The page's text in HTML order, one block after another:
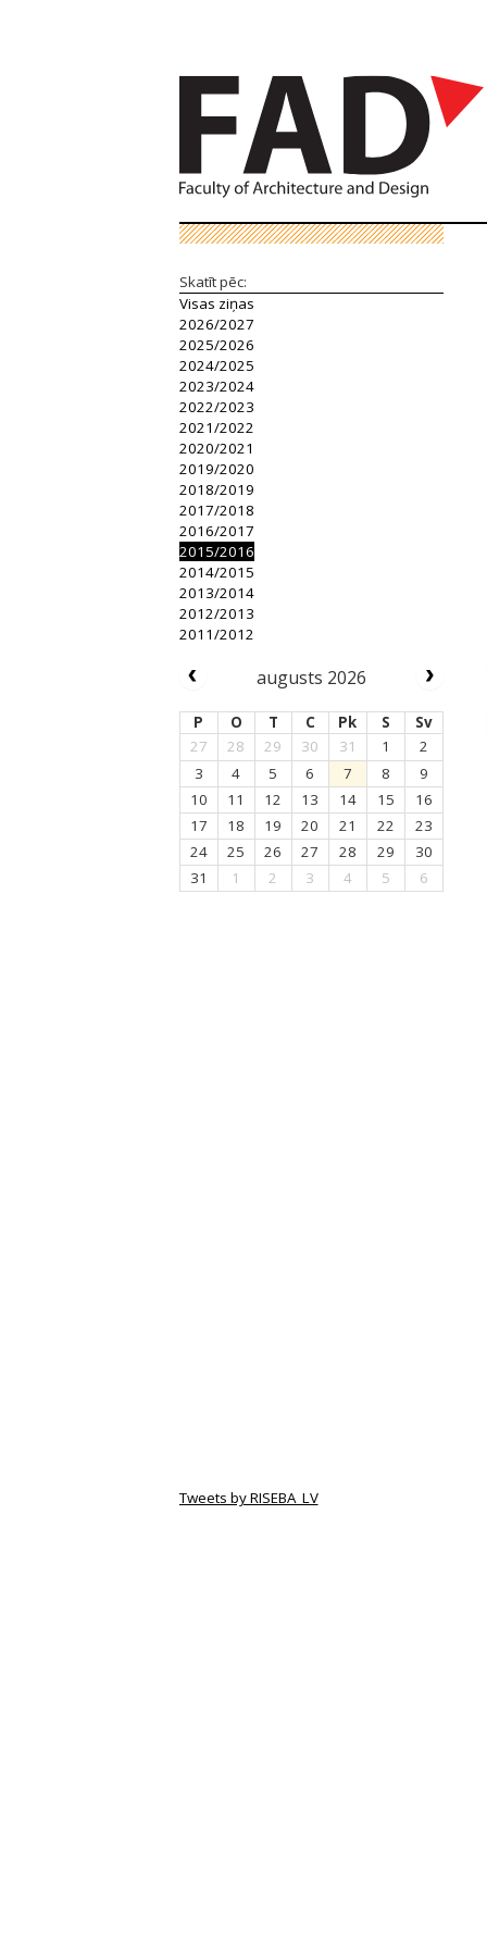
Skatīt pēc:
Visas ziņas
2026/2027
2025/2026
2024/2025
2023/2024
2022/2023
2021/2022
2020/2021
2019/2020
2018/2019
2017/2018
2016/2017
2015/2016
2014/2015
2013/2014
2012/2013
2011/2012
augusts 2026
P O T C Pk S
Sv
27
28 29 30 31 1
2
3
4 5 6 7 8
9
10
11 12 13 14 15
16
17
18 19 20 21 22
23
24
25 26 27 28 29
30
31
1 2 3 4 5 6
Tweets by RISEBA_LV